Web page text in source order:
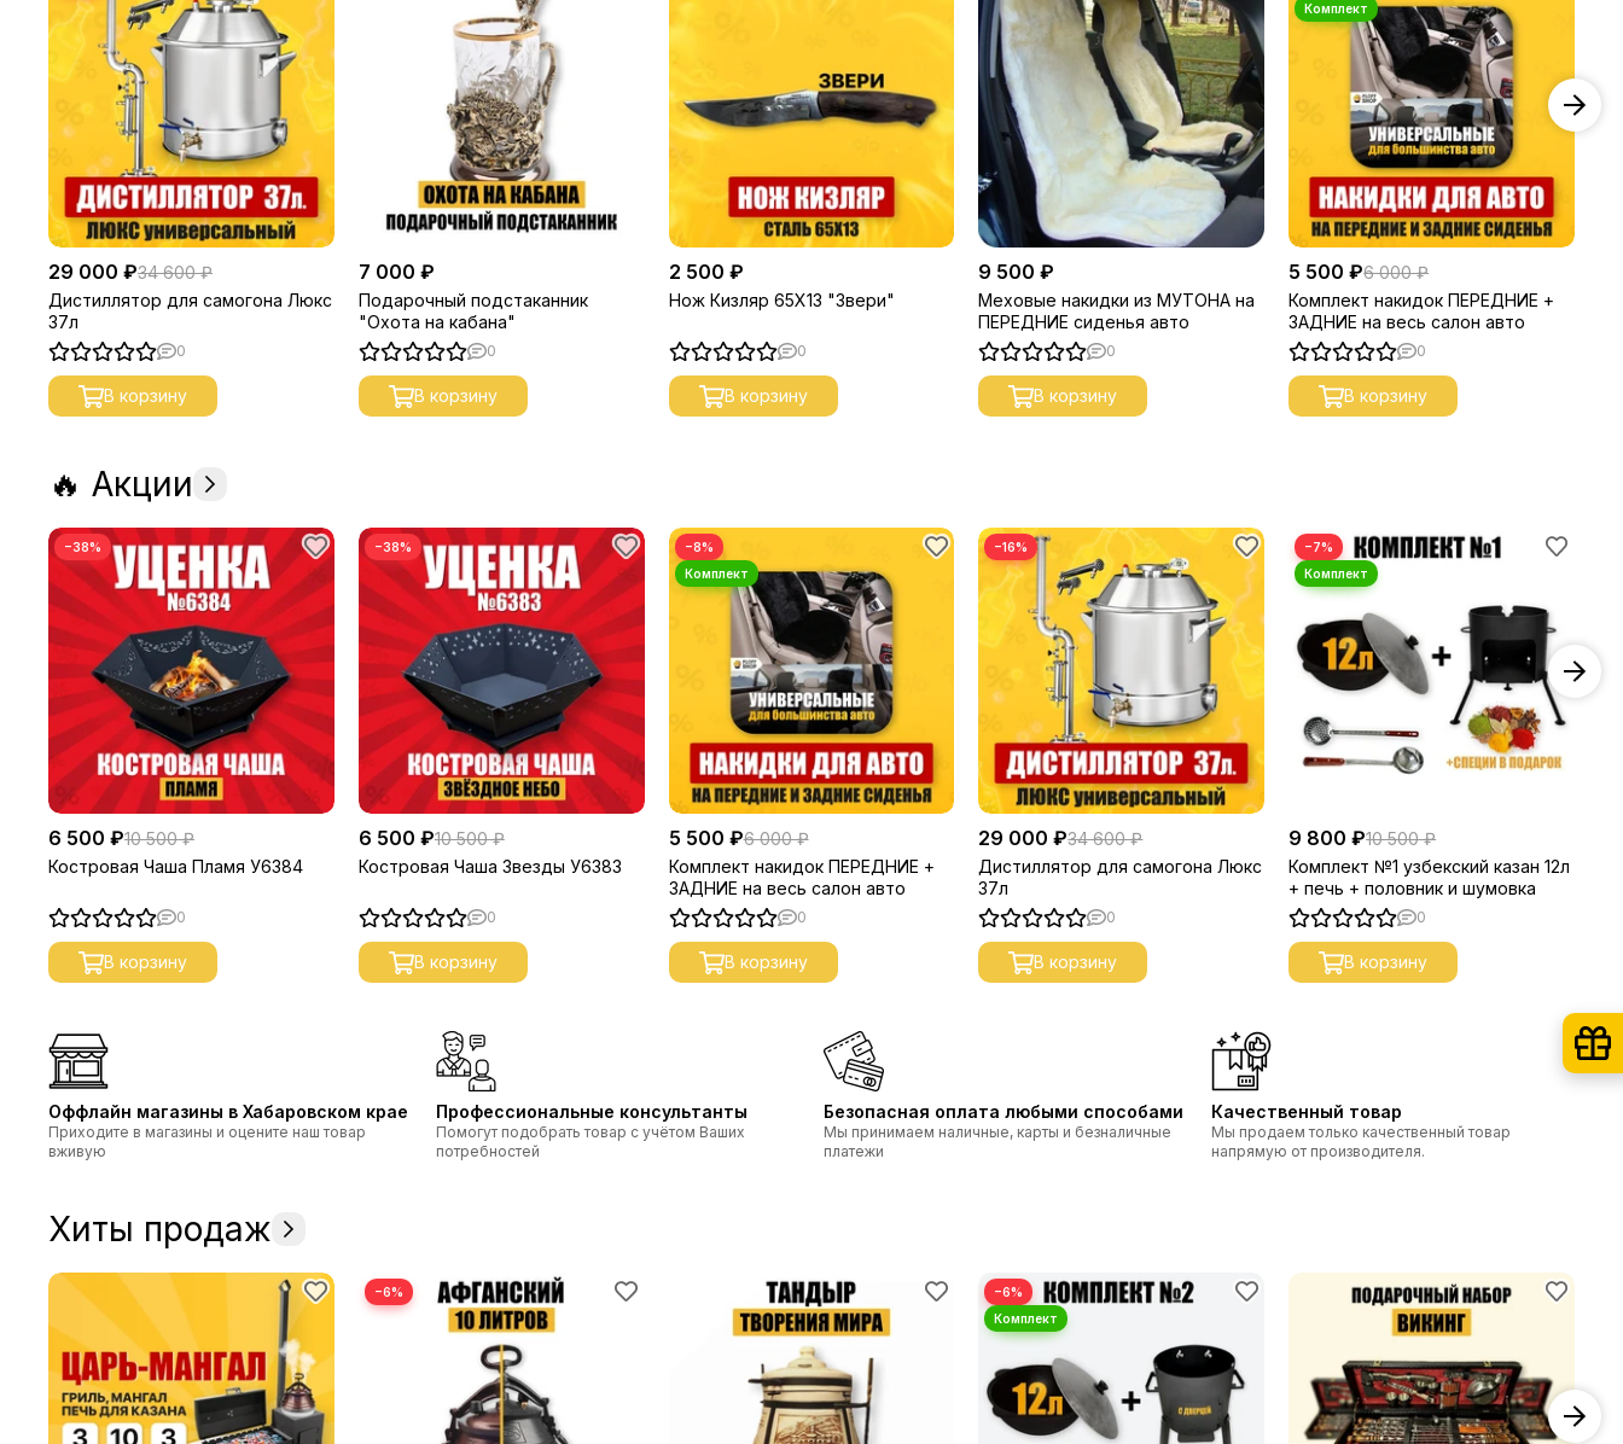
29 000 ₽34 600 ₽
Дистиллятор для самогона Люкс
37л
0
В корзину
7 000 ₽
Подарочный подстаканник
"Охота на кабана"
0
В корзину
2 500 ₽
Нож Кизляр 65Х13 "Звери"
0
В корзину
9 500 ₽
Меховые накидки из МУТОНА на
ПЕРЕДНИЕ сиденья авто
0
В корзину
5 500 ₽6 000 ₽
Комплект накидок ПЕРЕДНИЕ +
ЗАДНИЕ на весь салон авто
0
В корзину
🔥 Акции
−38%
6 500 ₽10 500 ₽
Костровая Чаша Пламя У6384
0
В корзину
−38%
6 500 ₽10 500 ₽
Костровая Чаша Звезды У6383
0
В корзину
−8%
5 500 ₽6 000 ₽
Комплект накидок ПЕРЕДНИЕ +
ЗАДНИЕ на весь салон авто
0
В корзину
−16%
29 000 ₽34 600 ₽
Дистиллятор для самогона Люкс
37л
0
В корзину
−7%
9 800 ₽10 500 ₽
Комплект №1 узбекский казан 12л
+ печь + половник и шумовка
0
В корзину
Оффлайн магазины в Хабаровском крае
Приходите в магазины и оцените наш товар
вживую
Профессиональные консультанты
Помогут подобрать товар с учётом Ваших
потребностей
Безопасная оплата любыми способами
Мы принимаем наличные, карты и безналичные
платежи
Качественный товар
Мы продаем только качественный товар
напрямую от производителя.
Хиты продаж
−6% −6%